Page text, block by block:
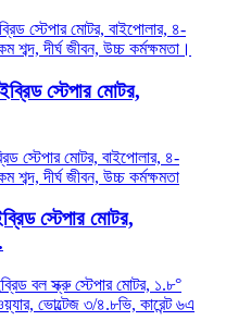
স্টেপার মোটর,
স্টেপার মোটর,